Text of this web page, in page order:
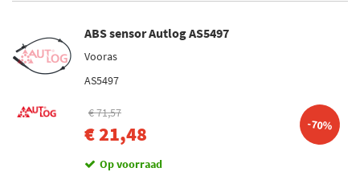
ABS sensor Autlog AS5497
Vooras
AS5497
€ 71,57
€ 21,48 -70%
Op voorraad